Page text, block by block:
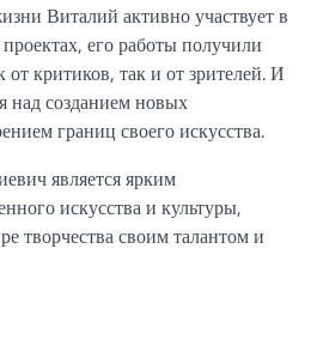
Виталий активно участвует в
его работы получили
критиков, так и от зрителей. И
над созданием новых
границ своего искусства.
является ярким
искусства и культуры,
творчества своим талантом и